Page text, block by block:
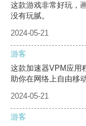
这款游戏非常好玩，
没有玩腻。
2024-05-21
游客
这款加速器VPM应用
助你在网络上自由移动
2024-05-21
游客